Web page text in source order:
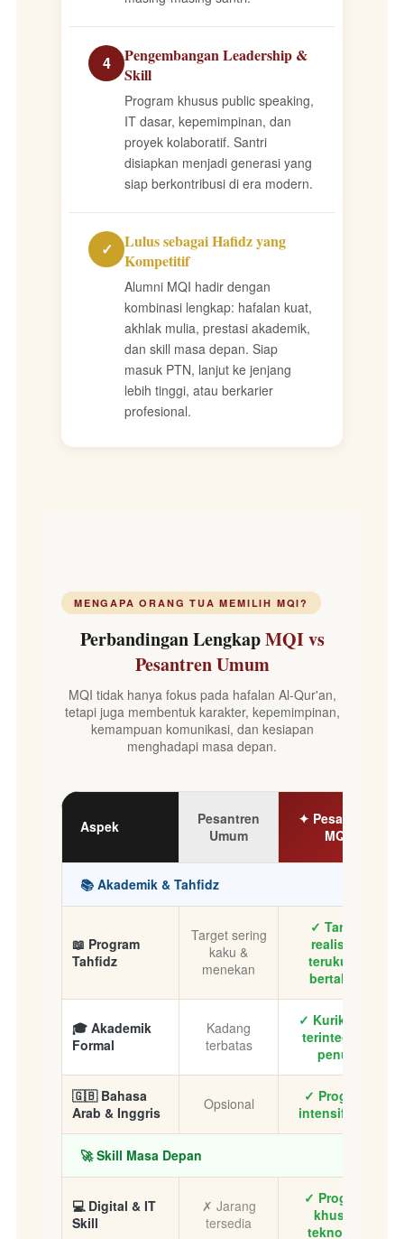
4
Pengembangan Leadership &
Skill
Program khusus public speaking,
IT dasar, kepemimpinan, dan
proyek kolaboratif. Santri
disiapkan menjadi generasi yang
siap berkontribusi di era modern.
✓
Lulus sebagai Hafidz yang
Kompetitif
Alumni MQI hadir dengan
kombinasi lengkap: hafalan kuat,
akhlak mulia, prestasi akademik,
dan skill masa depan. Siap
masuk PTN, lanjut ke jenjang
lebih tinggi, atau berkarier
profesional.
MENGAPA ORANG TUA MEMILIH MQI?
Perbandingan LengkapMQI vs
Pesantren Umum
MQI tidak hanya fokus pada hafalan Al-Qur'an,
tetapi juga membentuk karakter, kepemimpinan,
kemampuan komunikasi, dan kesiapan
menghadapi masa depan.
Aspek
Pesantren
Umum
✦ Pesantren
MQI
📚 Akademik & Tahfidz
📖 Program
Tahfidz
Target sering
kaku &
menekan
✓ Target
realistis,
terukur &
bertahap
🎓 Akademik
Formal
Kadang
terbatas
✓ Kurikulum
terintegrasi
penuh
🇬🇧 Bahasa
Arab & Inggris
Opsional
✓ Program
intensif aktif
🚀 Skill Masa Depan
💻 Digital & IT
Skill
✗ Jarang
tersedia
✓ Program
khusus
teknologi